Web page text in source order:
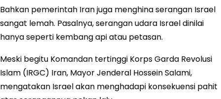
Bahkan pemerintah Iran juga menghina serangan Israel
sangat lemah. Pasalnya, serangan udara Israel dinilai
hanya seperti kembang api atau petasan.
Meski begitu Komandan tertinggi Korps Garda Revolusi
Islam (IRGC) Iran, Mayor Jenderal Hossein Salami,
mengatakan Israel akan menghadapi konsekuensi pahit